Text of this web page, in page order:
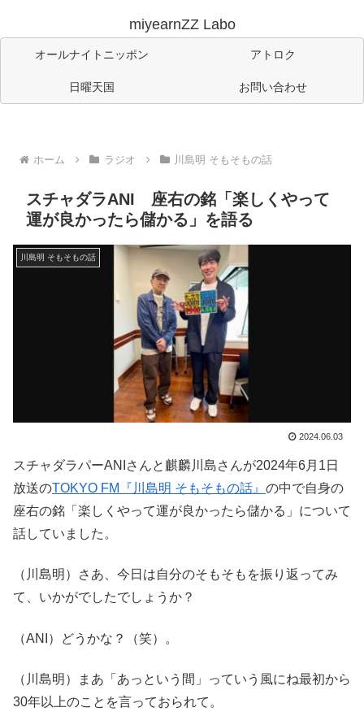
miyearnZZ Labo
オールナイトニッポン アトロク
日曜天国 お問い合わせ
ホーム ラジオ 川島明 そもそもの話
スチャダラANI 座右の銘「楽しくやって
運が良かったら儲かる」を語る
川島明 そもそもの話
2024.06.03
スチャダラパーANIさんと麒麟川島さんが2024年6月1日
放送のTOKYO FM『川島明 そもそもの話』 の中で自身の
座右の銘「楽しくやって運が良かったら儲かる」について
話していました。
（川島明）さあ、今日は自分のそもそもを振り返ってみ
て、いかがでしたでしょうか？
（ANI）どうかな？（笑）。
（川島明）まあ「あっという間」っていう風にね最初から
30年以上のことを言っておられて。